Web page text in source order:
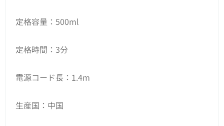
定格容量：500ml
定格時間：3分
電源コード長：1.4m
生産国：中国